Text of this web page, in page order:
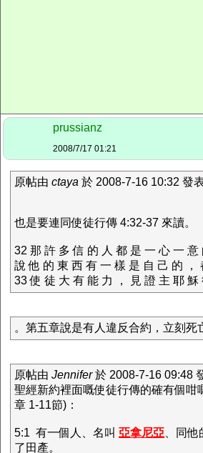
prussianz
2008/7/17 01:21
原帖由 ctaya 於 2008-7-16 10:32 發
也是要連同使徒行傳 4:32-37 來讀。
32 那 許 多 信 的 人 都 是 一 心 一 意
說 他 的 東 西 有 一 樣 是 自 己 的 ，
33 使 徒 大 有 能 力 ， 見 證 主 耶
。第五章說是有人違反合約，立刻死
原帖由 Jennifer於 2008-7-16 09:48
聖經新約裡面嘅使徒行傳的確有個咁
章 1-11節)：
5:1 有一個人、名叫 亞拿尼亞 、同
了田產。